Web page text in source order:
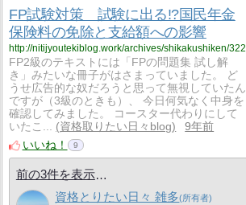
FP試験対策 試験に出る!?国民年金
保険料の免除と支給額への影響
http://nitijyoutekiblog.work/archives/shikakushiken/322
FP2級のテキストには「FPの問題集 試し解
き」みたいな冊子がはさまっていました。 ど
うせ広告的な奴だろうと思って無視していたん
ですが（3級のときも）、 今日何気なく中身を
確認してみました。 コースター代わりにして
いたこ...
資格取りたい日々blog
9年前
いいね！
9
前の3件を表示
資格とりたい日々 雑多